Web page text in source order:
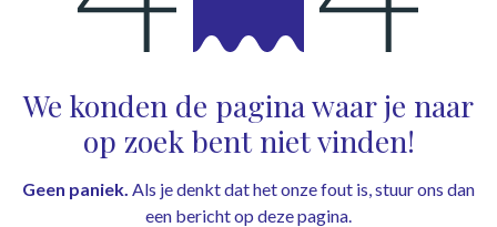
Fout 404
We konden de pagina waar je naar
op zoek bent niet vinden!
Geen paniek. Als je denkt dat het onze fout is, stuur ons dan
een bericht op deze pagina.